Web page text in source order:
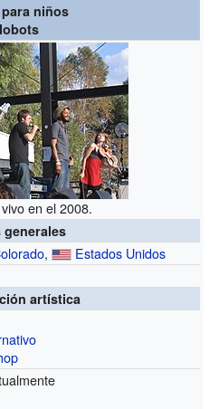
niños
en el 2008.
generales
, Estados Unidos
artística